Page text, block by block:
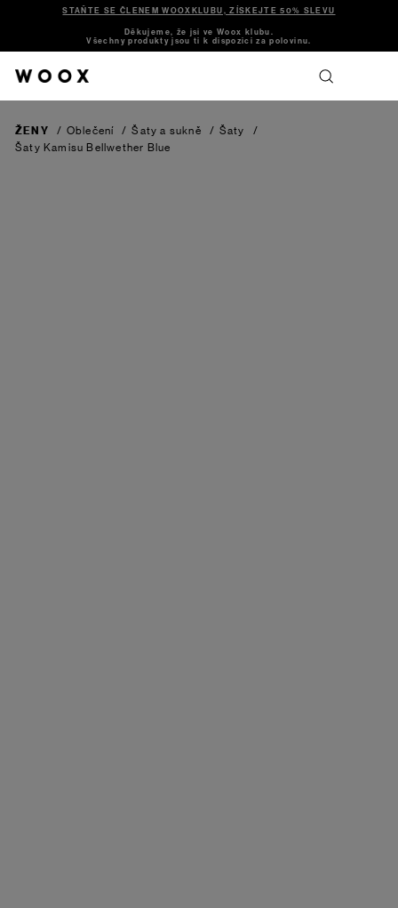
STAŇTE SE ČLENEM WOOXKLUBU, ZÍSKEJTE 50% SLEVU
Děkujeme, že jsi ve Woox klubu.
Všechny produkty jsou ti k dispozici za polovinu.
ŽENY / Oblečení / Šaty a sukně / Šaty
/
Šaty Kamisu Bellwether Blue